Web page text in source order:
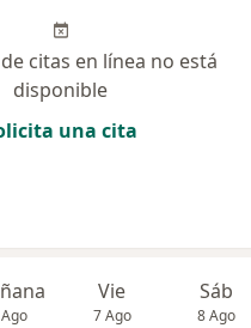
citas en línea no está
disponible
una cita
Vie
7 Ago
Sáb
8 Ago